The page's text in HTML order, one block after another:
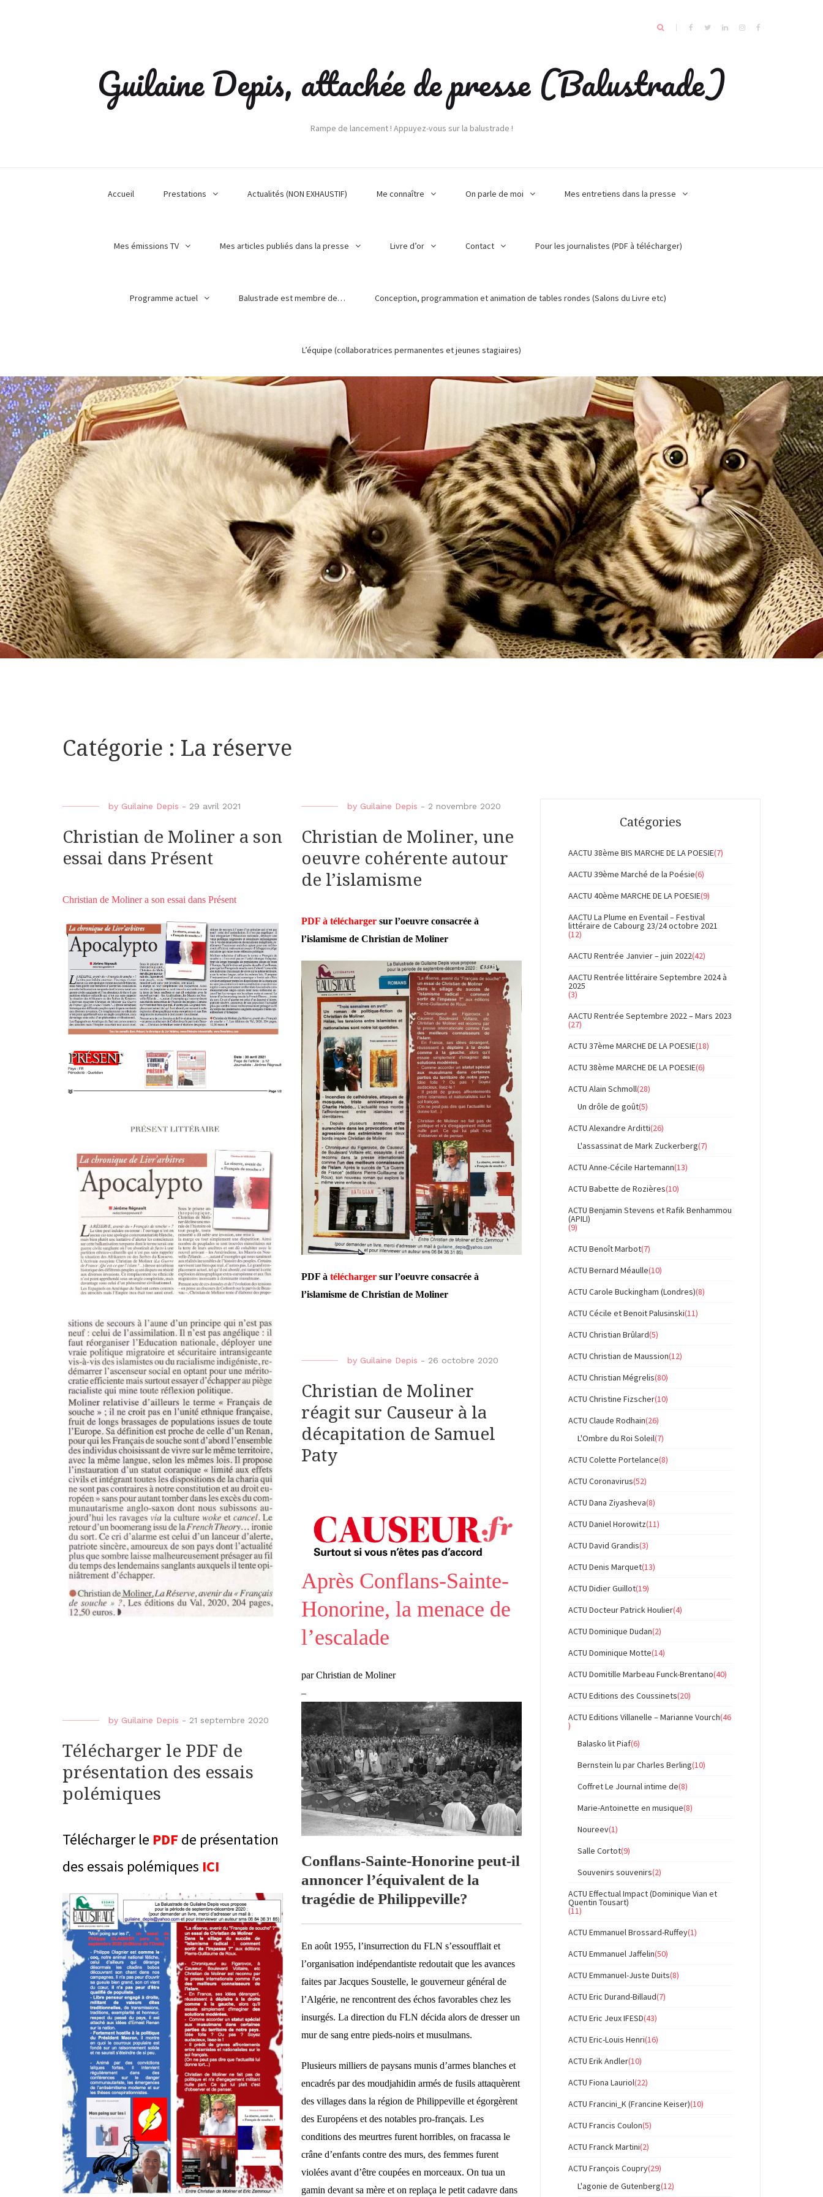
Guilaine Depis, attachée de presse (Balustrade)
Rampe de lancement ! Appuyez-vous sur la balustrade !
Accueil Prestations Actualités (NON EXHAUSTIF) Me connaître On parle de moi Mes entretiens dans la presse
Mes émissions TV Mes articles publiés dans la presse Livre d’or Contact Pour les journalistes (PDF à télécharger)
Programme actuel Balustrade est membre de… Conception, programmation et animation de tables rondes (Salons du Livre etc)
L’équipe (collaboratrices permanentes et jeunes stagiaires)
Catégorie : La réserve
by Guilaine Depis - 29 avril 2021
Christian de Moliner a son
essai dans Présent
Christian de Moliner a son essai dans Présent
by Guilaine Depis - 2 novembre 2020
Christian de Moliner, une
oeuvre cohérente autour
de l’islamisme
PDF à télécharger sur l’oeuvre consacrée à
l’islamisme de Christian de Moliner
PDF à télécharger sur l’oeuvre consacrée à
l’islamisme de Christian de Moliner
by Guilaine Depis - 26 octobre 2020
Christian de Moliner
réagit sur Causeur à la
décapitation de Samuel
Paty
Après Conflans-Sainte-
Honorine, la menace de
l’escalade
parChristian de Moliner
–
Conflans-Sainte-Honorine peut-il
annoncer l’équivalent de la
tragédie de Philippeville?
En août 1955, l’insurrection du FLN s’essoufflait et
l’organisation indépendantiste redoutait que les avances
faites par Jacques Soustelle, le gouverneur général de
l’Algérie, ne rencontrent des échos favorables chez les
insurgés. La direction du FLN décida alors de dresser un
mur de sang entre pieds-noirs et musulmans.
Plusieurs milliers de paysans munis d’armes blanches et
encadrés par des moudjahidin armés de fusils attaquèrent
des villages dans la région de Philippeville et égorgèrent
des Européens et des notables pro-français. Les
conditions des meurtres furent horribles, on fracassa le
crâne d’enfants contre des murs, des femmes furent
violées avant d’être coupées en morceaux. On tua un
gamin devant sa mère et on replaça le petit cadavre dans
by Guilaine Depis - 21 septembre 2020
Télécharger le PDF de
présentation des essais
polémiques
Télécharger le PDF de présentation
des essais polémiques ICI
Catégories
AACTU 38ème BIS MARCHE DE LA POESIE(7)
AACTU 39ème Marché de la Poésie(6)
AACTU 40ème MARCHE DE LA POESIE(9)
AACTU La Plume en Eventail – Festival
littéraire de Cabourg 23/24 octobre 2021
(12)
AACTU Rentrée Janvier – juin 2022(42)
AACTU Rentrée littéraire Septembre 2024 à
2025
(3)
AACTU Rentrée Septembre 2022 – Mars 2023
(27)
ACTU 37ème MARCHE DE LA POESIE(18)
ACTU 38ème MARCHE DE LA POESIE(6)
ACTU Alain Schmoll(28)
Un drôle de goût(5)
ACTU Alexandre Arditti(26)
L'assassinat de Mark Zuckerberg(7)
ACTU Anne-Cécile Hartemann(13)
ACTU Babette de Rozières(10)
ACTU Benjamin Stevens et Rafik Benhammou
(APILI)
(9)
ACTU Benoît Marbot(7)
ACTU Bernard Méaulle(10)
ACTU Carole Buckingham (Londres)(8)
ACTU Cécile et Benoit Palusinski(11)
ACTU Christian Brûlard(5)
ACTU Christian de Maussion(12)
ACTU Christian Mégrelis(80)
ACTU Christine Fizscher(10)
ACTU Claude Rodhain(26)
L'Ombre du Roi Soleil(7)
ACTU Colette Portelance(8)
ACTU Coronavirus(52)
ACTU Dana Ziyasheva(8)
ACTU Daniel Horowitz(11)
ACTU David Grandis(3)
ACTU Denis Marquet(13)
ACTU Didier Guillot(19)
ACTU Docteur Patrick Houlier(4)
ACTU Dominique Dudan(2)
ACTU Dominique Motte(14)
ACTU Domitille Marbeau Funck-Brentano(40)
ACTU Editions des Coussinets(20)
ACTU Editions Villanelle – Marianne Vourch(46
)
Balasko lit Piaf(6)
Bernstein lu par Charles Berling(10)
Coffret Le Journal intime de(8)
Marie-Antoinette en musique(8)
Noureev(1)
Salle Cortot(9)
Souvenirs souvenirs(2)
ACTU Effectual Impact (Dominique Vian et
Quentin Tousart)
(11)
ACTU Emmanuel Brossard-Ruffey(1)
ACTU Emmanuel Jaffelin(50)
ACTU Emmanuel-Juste Duits(8)
ACTU Eric Durand-Billaud(7)
ACTU Eric Jeux IFESD(43)
ACTU Eric-Louis Henri(16)
ACTU Erik Andler(10)
ACTU Fiona Lauriol(22)
ACTU Francini_K (Francine Keiser)(10)
ACTU Francis Coulon(5)
ACTU Franck Martini(2)
ACTU François Coupry(29)
L'agonie de Gutenberg(12)